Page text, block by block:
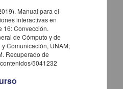
las lecciones interactivas en
eléctricas y magnéticas.
General de Cómputo y de
UNAM; Dirección
Manual para el
interactivas en
16: Convección.
de Cómputo y de
Comunicación, UNAM;
Recuperado de
5041232